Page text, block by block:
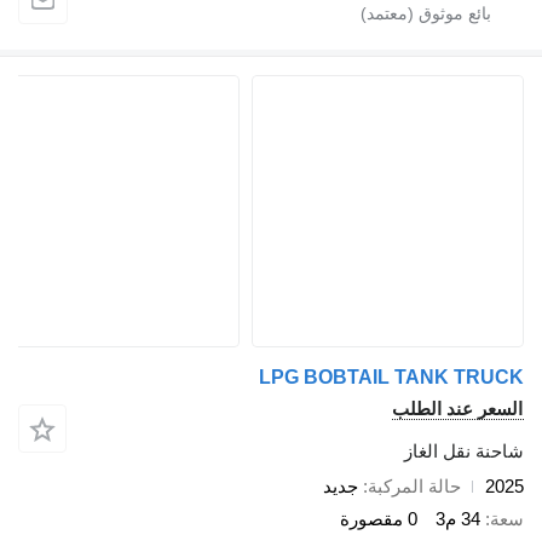
LPG BOBTAIL TANK
عند الطلب
نقل الغاز
حالة المركبة جديد
34 م3 0 مقصورة